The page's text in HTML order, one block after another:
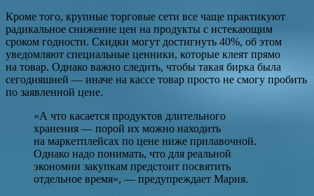
Кроме того, крупные торговые сети все чаще практикуют
радикальное снижение цен на продукты с истекающим
сроком годности. Скидки могут достигнуть 40%, об этом
уведомляют специальные ценники, которые клеят прямо
на товар. Однако важно следить, чтобы такая бирка была
сегодняшней — иначе на кассе товар просто не смогу пробить
по заявленной цене.
«А что касается продуктов длительного
хранения — порой их можно находить
на маркетплейсах по цене ниже прилавочной.
Однако надо понимать, что для реальной
экономии закупкам предстоит посвятить
отдельное время», — предупреждает Мария.